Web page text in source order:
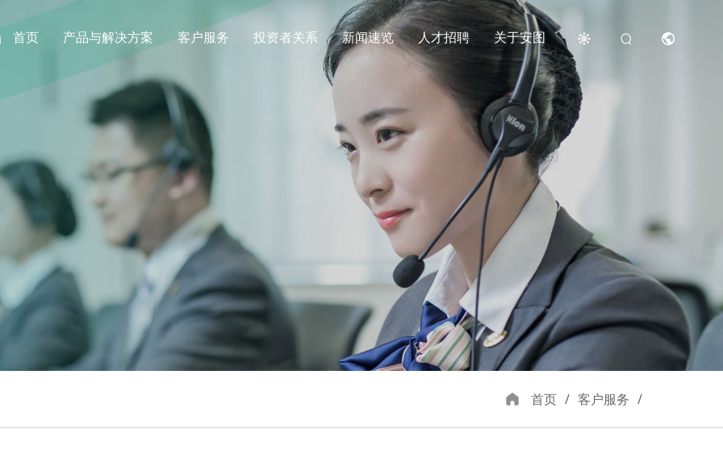
首页 产品与解决方案 客户服务 投资者关系 新闻速览 人才招聘 关于安图
首页 / 客户服务 /